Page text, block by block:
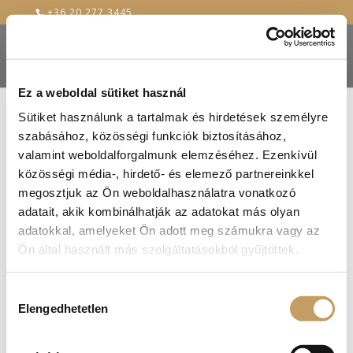
Ez a weboldal sütiket használ
Sütiket használunk a tartalmak és hirdetések személyre
szabásához, közösségi funkciók biztosításához,
valamint weboldalforgalmunk elemzéséhez. Ezenkívül
közösségi média-, hirdető- és elemező partnereinkkel
megosztjuk az Ön weboldalhasználatra vonatkozó
adatait, akik kombinálhatják az adatokat más olyan
adatokkal, amelyeket Ön adott meg számukra vagy az
Ön által használt más szolgáltatásokból gyűjtöttek.
kiválasztása
Elengedhetetlen
+36 20 277 3445
There will be a Renaissance New Year’s Eve this